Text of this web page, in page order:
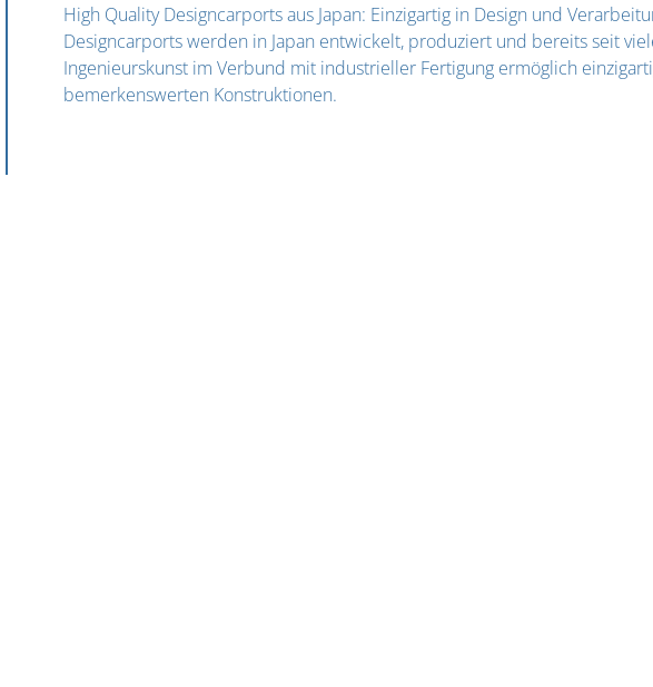
High Quality Designcarports aus Japan: Einzigartig in Design und
Designcarports werden in Japan entwickelt, produziert und bereits seit
Ingenieurskunst im Verbund mit industrieller Fertigung ermöglich
bemerkenswerten Konstruktionen.